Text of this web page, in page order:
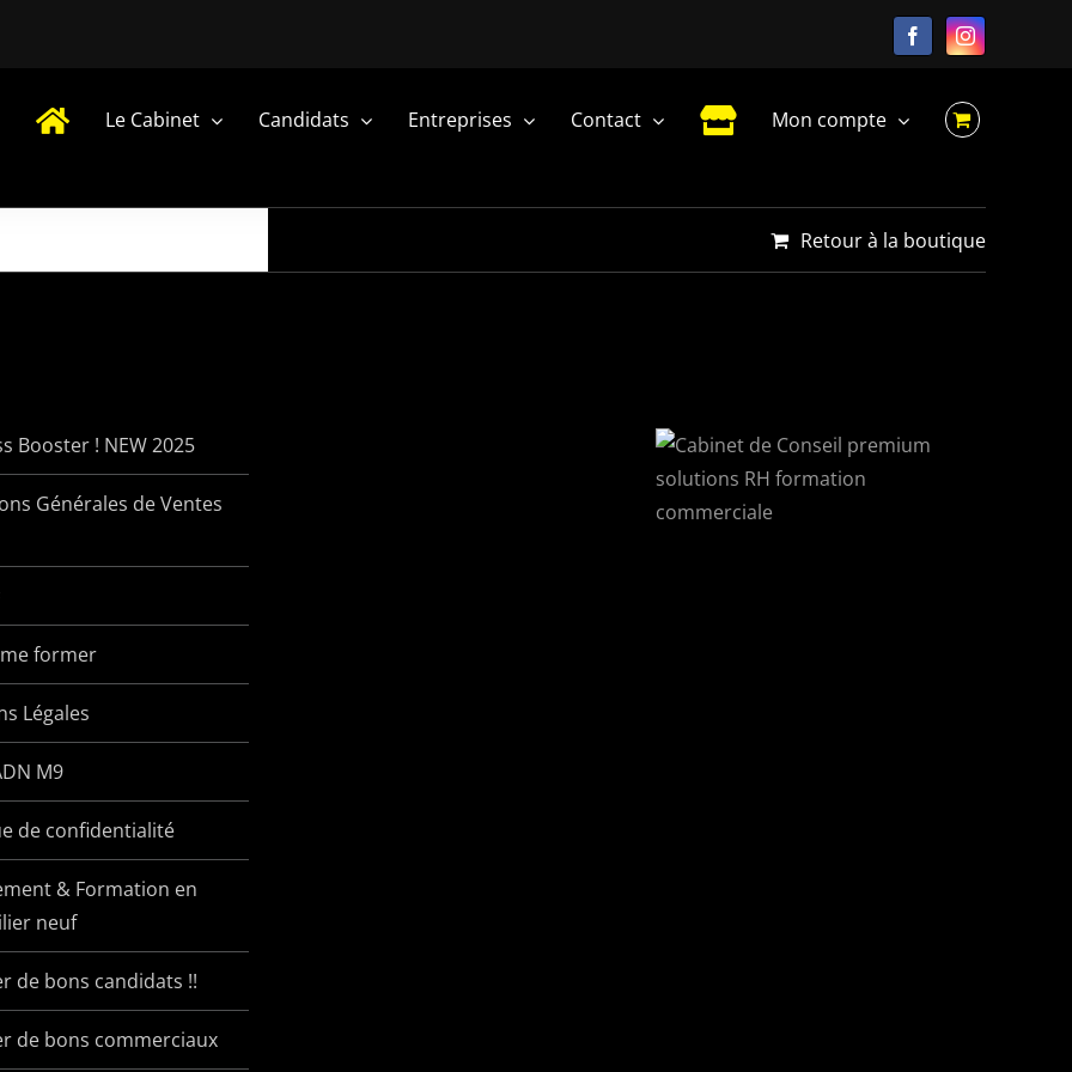
FacebookInstagram
Le Cabinet Candidats Entreprises Contact Mon compte
Retour à la boutique
Booster ! NEW 2025
Générales de Ventes
former
Légales
M9
de confidentialité
& Formation en
neuf
de bons candidats !!
de bons commerciaux